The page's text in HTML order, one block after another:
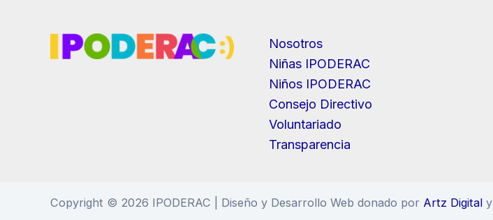
Nosotros
Niñas IPODERAC
Niños IPODERAC
Consejo Directivo
Voluntariado
Transparencia
Copyright © 2026 IPODERAC | Diseño y Desarrollo Web donado por Artz Digital y